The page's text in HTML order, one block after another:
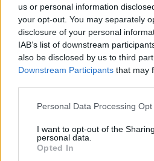
us or personal information
your opt-out. You may separately
disclosure of your personal
IAB’s list of downstream
also be disclosed by us to third
Downstream Participants that may
Please note that this website/app
not limited to your visit or usage
grant or deny consent to Google
use your data for below specified
Personal Data Processing
I want to opt-out of the
personal data.
Opted In
gjer motivasjonen stor i mi
Målsettinga mi framover er:
Medalje VM Lahti. 2001.
Medalje OL Salt Lake. 2002.
Vere med og kjempe om
Eg syns North Pool er eit
og medlemmer får kontakt